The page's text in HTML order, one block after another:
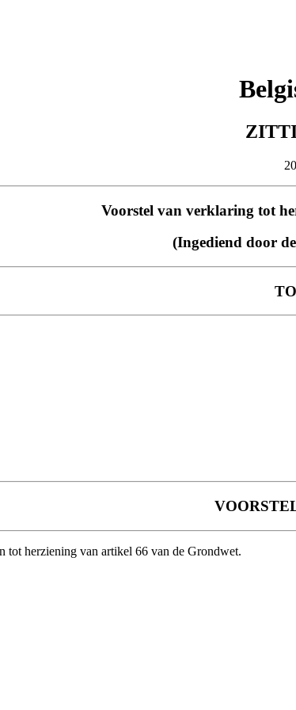
Voorstel van verklaring tot
(Ingediend door
tot herziening van artikel 66 van de Grondwet.